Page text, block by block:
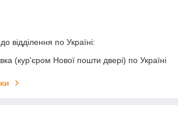
відділення по Україні:
(кур'єром Нової пошти двері) по Україні